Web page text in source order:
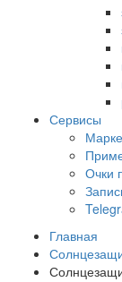
Сервисы
Очки
Главная